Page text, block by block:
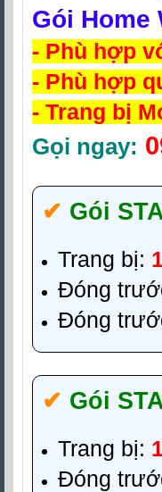
Gói Home
- Phù hợp
- Phù hợp
- Trang bị
Gọi ngay:
✔‎ Gói
Trang bị:
Đóng
Đóng
✔‎ Gói
Trang bị:
Đóng